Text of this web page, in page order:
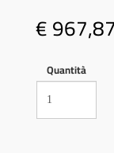
€ 967,87
Quantità